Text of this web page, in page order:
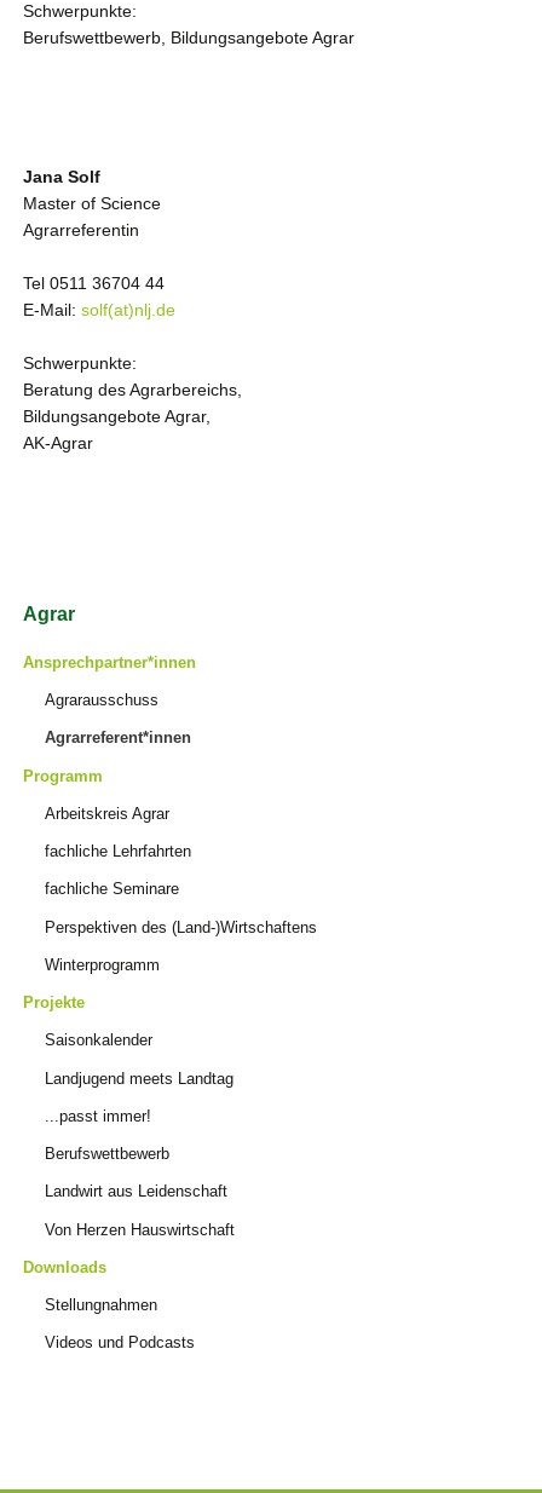
Schwerpunkte:
Berufswettbewerb, Bildungsangebote Agrar
Jana Solf
Master of Science
Agrarreferentin
Tel 0511 36704 44
E-Mail: solf(at)nlj.de
Schwerpunkte:
Beratung des Agrarbereichs,
Bildungsangebote Agrar,
AK-Agrar
Navigation
Agrar
Ansprechpartner*innen
Agrarausschuss
Agrarreferent*innen
Programm
Arbeitskreis Agrar
fachliche Lehrfahrten
fachliche Seminare
Perspektiven des (Land-)Wirtschaftens
Winterprogramm
Projekte
Saisonkalender
Landjugend meets Landtag
...passt immer!
Berufswettbewerb
Landwirt aus Leidenschaft
Von Herzen Hauswirtschaft
Downloads
Stellungnahmen
Videos und Podcasts